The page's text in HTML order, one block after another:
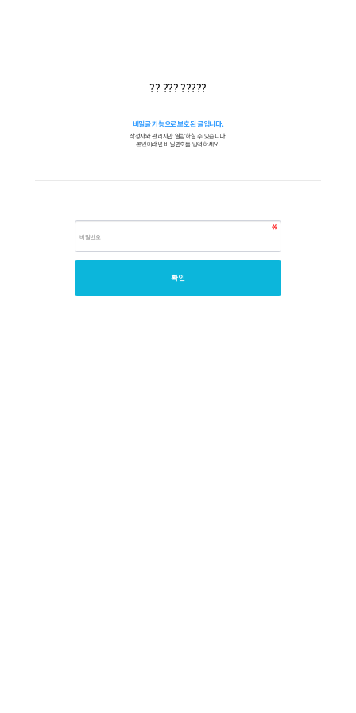
?? ??? ?????
비밀글 기능으로 보호된 글입니다.
작성자와 관리자만 열람하실 수 있습니다.
본인이라면 비밀번호를 입력하세요.